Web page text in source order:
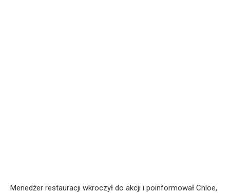
Menedżer restauracji wkroczył do akcji i poinformował Chloe,